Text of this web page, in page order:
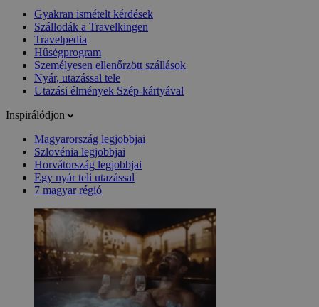
Gyakran ismételt kérdések
Szállodák a Travelkingen
Travelpedia
Hűségprogram
Személyesen ellenőrzött szállások
Nyár, utazással tele
Utazási élmények Szép-kártyával
Inspirálódjon
Magyarország legjobbjai
Szlovénia legjobbjai
Horvátország legjobbjai
Egy nyár teli utazással
7 magyar régió